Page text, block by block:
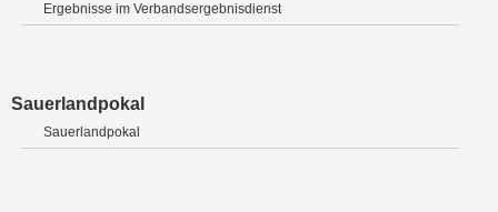
Ergebnisse im Verbandsergebnisdienst
Sauerlandpokal
Sauerlandpokal